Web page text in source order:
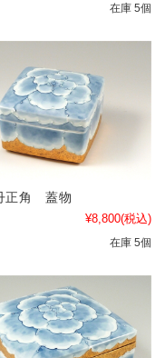
在庫 5個
正角 蓋物
¥8,800(税込)
在庫 5個